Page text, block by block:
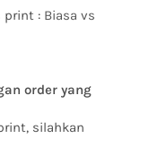
print : Biasa vs
order yang
silahkan